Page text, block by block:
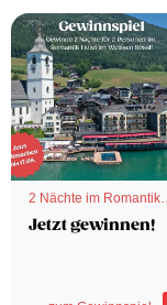
2 Nächte im Romantik
Hotel
Jetzt gewinnen!